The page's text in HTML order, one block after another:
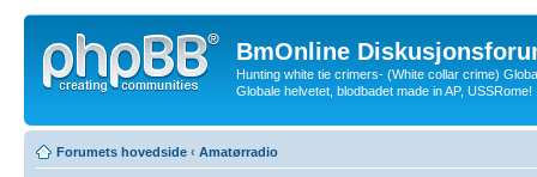
BmOnline
Hunting white tie crimers- (White collar crime)
Globale helvetet, blodbadet made in AP, USSRome!
Forumets hovedside ‹ Amatørradio